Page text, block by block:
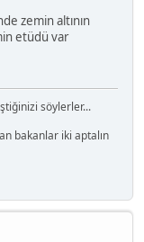
zemin altının
etüdü var
söylerler...
bakanlar iki aptalın